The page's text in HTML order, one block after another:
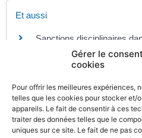
Gérer le
cookies
Pour offrir les meilleures expériences,
telles que les cookies pour stocker et/
appareils. Le fait de consentir à ces
traiter des données telles que le
uniques sur ce site. Le fait de ne pas
Et aussi
Sanctions disciplinaires
Travail - Formation
Et aussi
Pour un contractuel
Travail - Formation